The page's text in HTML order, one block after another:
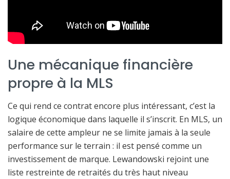
Une mécanique financière
propre à la MLS
Ce qui rend ce contrat encore plus intéressant, c’est la
logique économique dans laquelle il s’inscrit. En MLS, un
salaire de cette ampleur ne se limite jamais à la seule
performance sur le terrain : il est pensé comme un
investissement de marque. Lewandowski rejoint une
liste restreinte de retraités du très haut niveau